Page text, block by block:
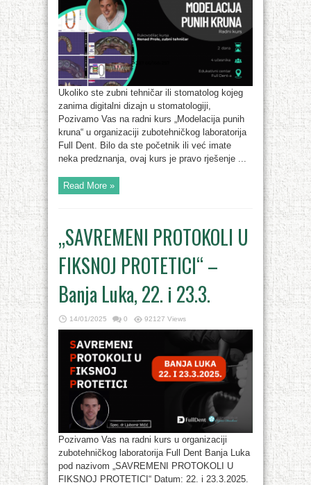
Ukoliko ste zubni tehničar ili stomatolog kojeg
zanima digitalni dizajn u stomatologiji,
Pozivamo Vas na radni kurs „Modelacija punih
kruna“ u organizaciji zubotehničkog laboratorija
Full Dent. Bilo da ste početnik ili već imate
neka predznanja, ovaj kurs je pravo rješenje ...
Read More »
„SAVREMENI PROTOKOLI U
FIKSNOJ PROTETICI“ –
Banja Luka, 22. i 23.3.
14/01/2025 0 92127 Views
Pozivamo Vas na radni kurs u organizaciji
zubotehničkog laboratorija Full Dent Banja Luka
pod nazivom „SAVREMENI PROTOKOLI U
FIKSNOJ PROTETICI“ Datum: 22. i 23.3.2025.